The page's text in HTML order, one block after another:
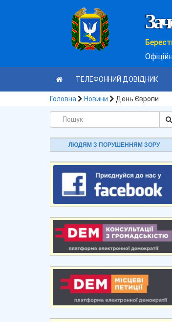
ТЕЛЕФОННИЙ ДОВІДНИК
Головна Новини День Європи
ЛЮДЯМ З ПОРУШЕННЯМ ЗОРУ